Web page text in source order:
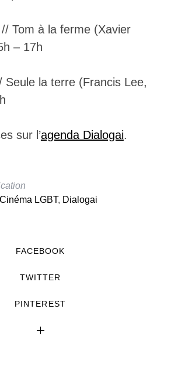
Tom à la ferme (Xavier
– 17h
Seule la terre (Francis Lee,
sur l’agenda Dialogai.
Cinéma LGBT, Dialogai
FACEBOOK
TWITTER
PINTEREST